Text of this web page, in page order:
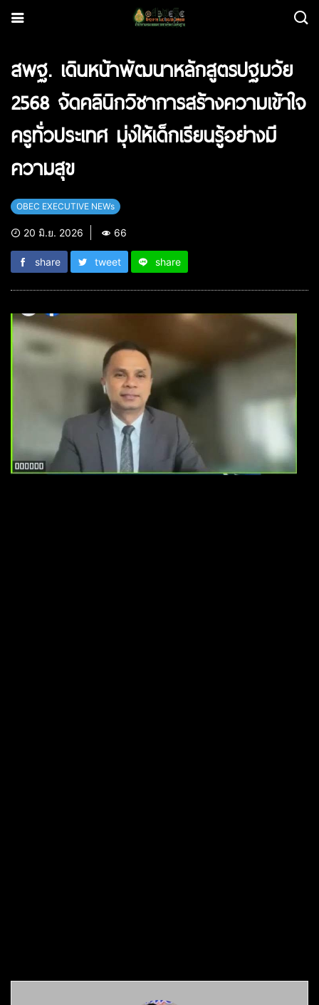
สพฐ. เดินหน้าพัฒนาหลักสูตรปฐมวัย
2568 จัดคลินิกวิชาการสร้างความเข้าใจ
ครูทั่วประเทศ มุ่งให้เด็กเรียนรู้อย่างมี
ความสุข
OBEC EXECUTIVE NEWs
20 มิ.ย. 2026 66
share tweet share